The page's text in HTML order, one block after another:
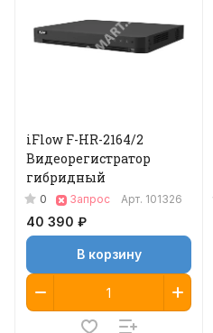
iFlow F-HR-2164/2
Видеорегистратор
гибридный
0 Запрос Арт. 101326
40 390 ₽
В корзину